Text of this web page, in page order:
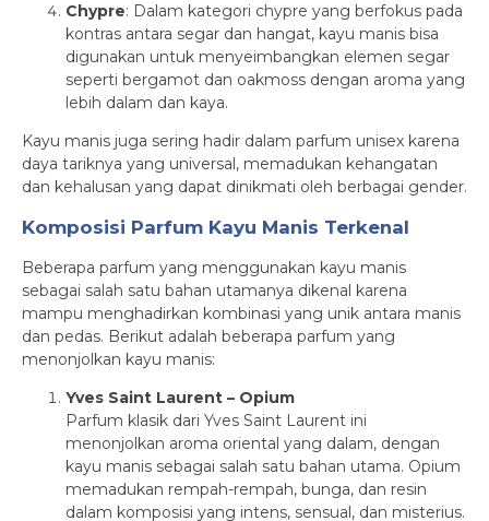
Chypre: Dalam kategori chypre yang berfokus pada
kontras antara segar dan hangat, kayu manis bisa
digunakan untuk menyeimbangkan elemen segar
seperti bergamot dan oakmoss dengan aroma yang
lebih dalam dan kaya.
Kayu manis juga sering hadir dalam parfum unisex karena
daya tariknya yang universal, memadukan kehangatan
dan kehalusan yang dapat dinikmati oleh berbagai gender.
Komposisi Parfum Kayu Manis Terkenal
Beberapa parfum yang menggunakan kayu manis
sebagai salah satu bahan utamanya dikenal karena
mampu menghadirkan kombinasi yang unik antara manis
dan pedas. Berikut adalah beberapa parfum yang
menonjolkan kayu manis:
Yves Saint Laurent – Opium
Parfum klasik dari Yves Saint Laurent ini
menonjolkan aroma oriental yang dalam, dengan
kayu manis sebagai salah satu bahan utama. Opium
memadukan rempah-rempah, bunga, dan resin
dalam komposisi yang intens, sensual, dan misterius.